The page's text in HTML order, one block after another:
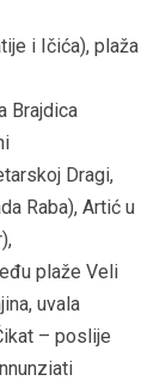
i Ičića), plaža
Brajdica
Dragi,
Raba), Artić u
plaže Veli
uvala
– poslije